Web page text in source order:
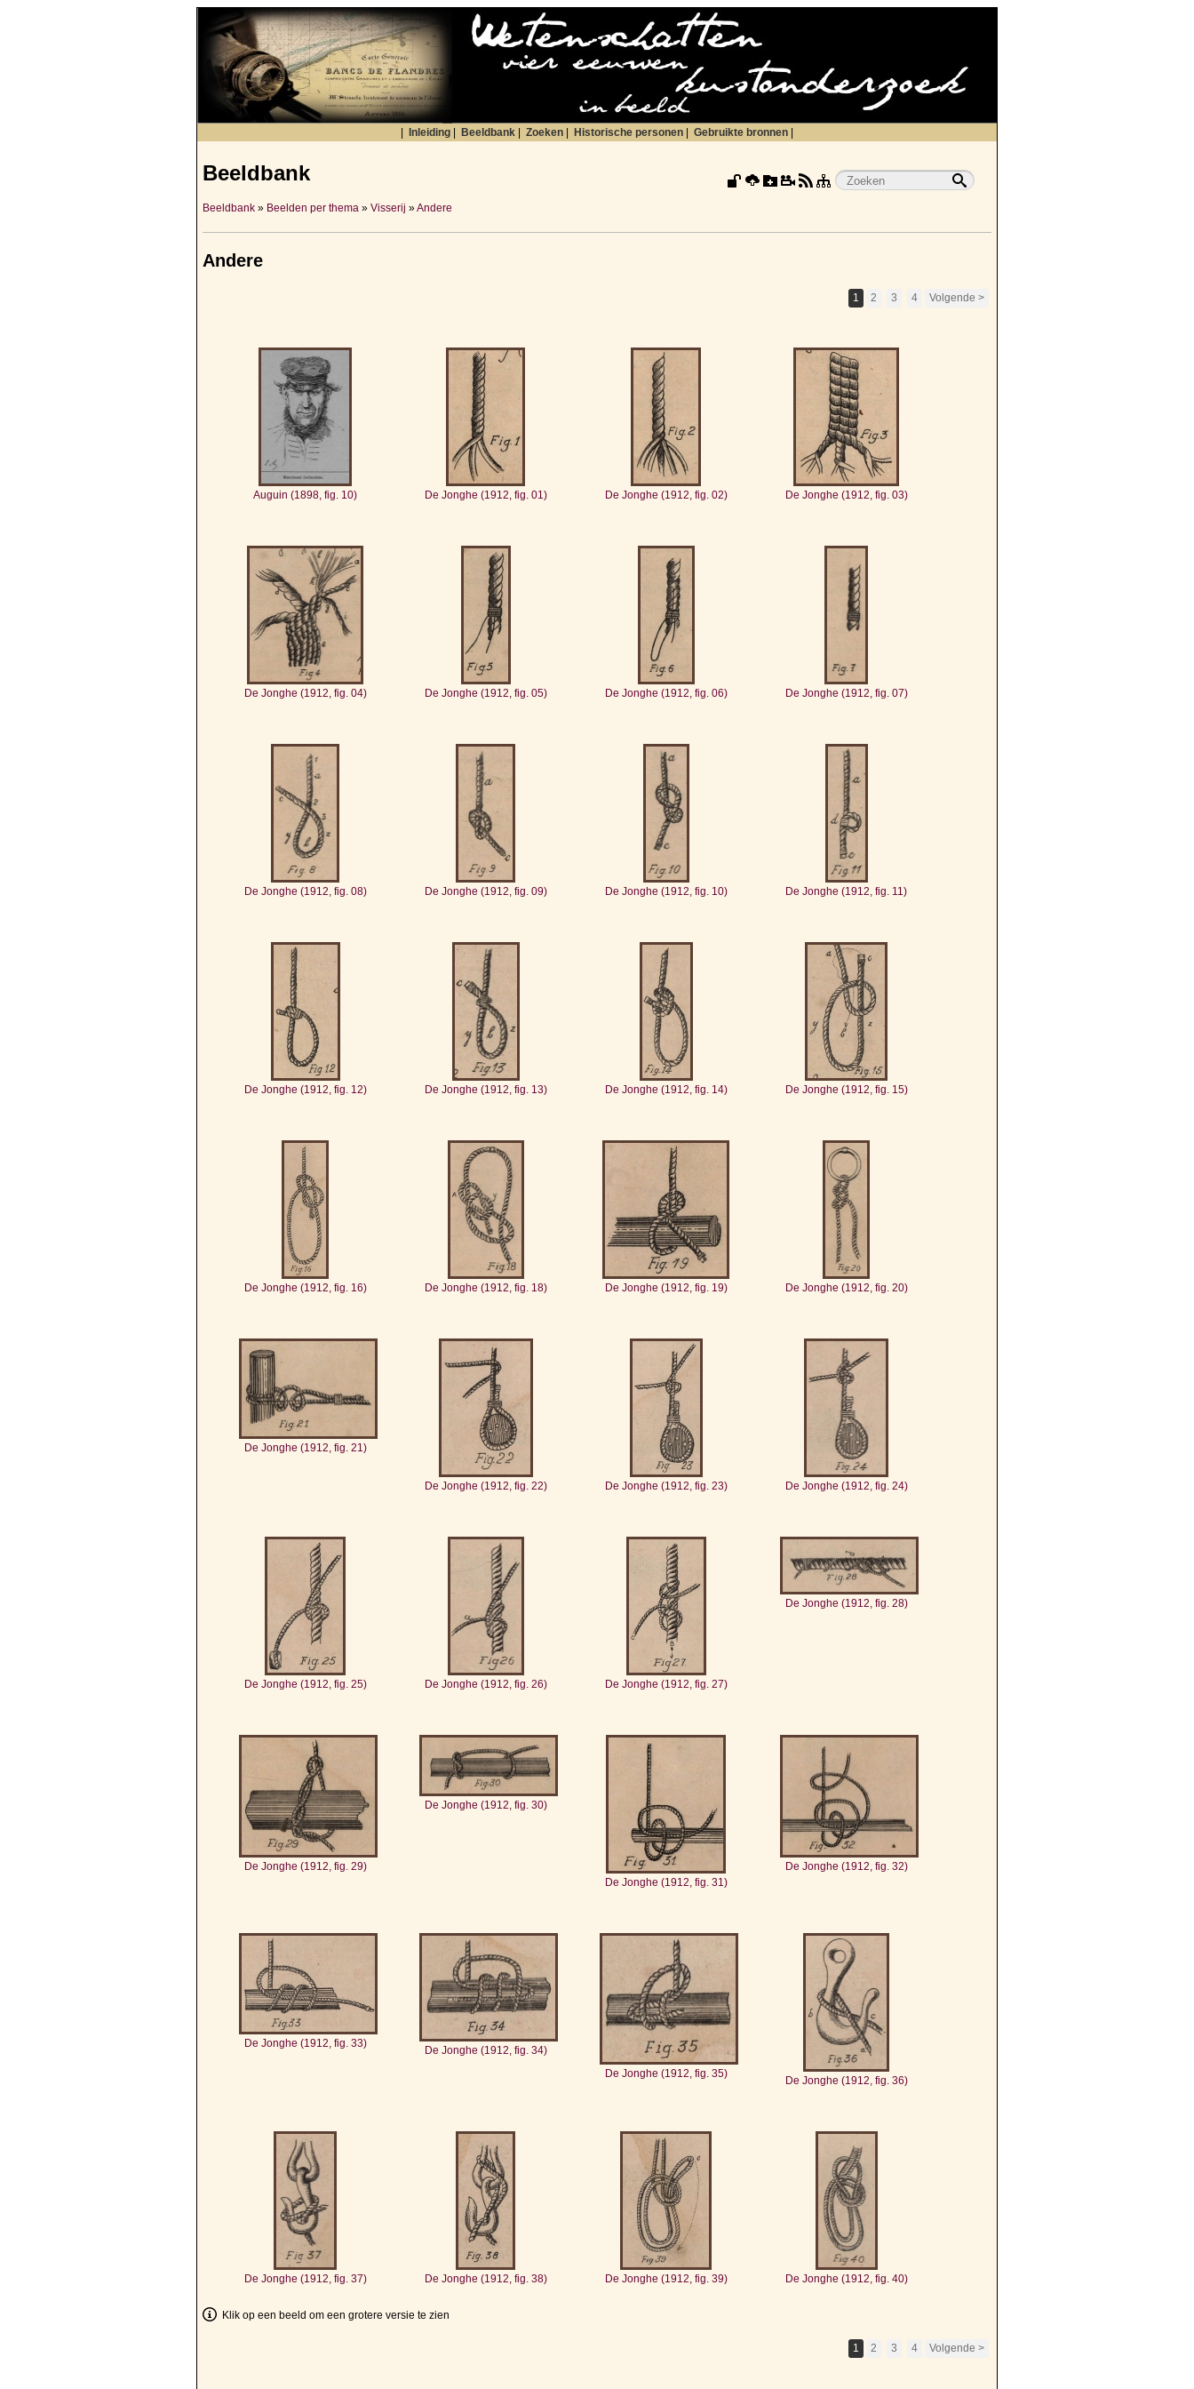
Inleiding Beeldbank Zoeken Historische personen Gebruikte bronnen
Beeldbank
Beeldbank » Beelden per thema » Visserij »Andere
Andere
1 2 3 4 Volgende >
Auguin (1898, fig. 10) De Jonghe (1912, fig. 01) De Jonghe (1912, fig. 02) De Jonghe (1912, fig. 03)
De Jonghe (1912, fig. 04) De Jonghe (1912, fig. 05) De Jonghe (1912, fig. 06) De Jonghe (1912, fig. 07)
De Jonghe (1912, fig. 08) De Jonghe (1912, fig. 09) De Jonghe (1912, fig. 10) De Jonghe (1912, fig. 11)
De Jonghe (1912, fig. 12) De Jonghe (1912, fig. 13) De Jonghe (1912, fig. 14) De Jonghe (1912, fig. 15)
De Jonghe (1912, fig. 16) De Jonghe (1912, fig. 18) De Jonghe (1912, fig. 19) De Jonghe (1912, fig. 20)
De Jonghe (1912, fig. 21)
De Jonghe (1912, fig. 22) De Jonghe (1912, fig. 23) De Jonghe (1912, fig. 24)
De Jonghe (1912, fig. 25) De Jonghe (1912, fig. 26) De Jonghe (1912, fig. 27)
De Jonghe (1912, fig. 28)
De Jonghe (1912, fig. 29)
De Jonghe (1912, fig. 30)
De Jonghe (1912, fig. 31)
De Jonghe (1912, fig. 32)
De Jonghe (1912, fig. 33)
De Jonghe (1912, fig. 34)
De Jonghe (1912, fig. 35)
De Jonghe (1912, fig. 36)
De Jonghe (1912, fig. 37) De Jonghe (1912, fig. 38) De Jonghe (1912, fig. 39) De Jonghe (1912, fig. 40)
Klik op een beeld om een grotere versie te zien
1 2 3 4 Volgende >